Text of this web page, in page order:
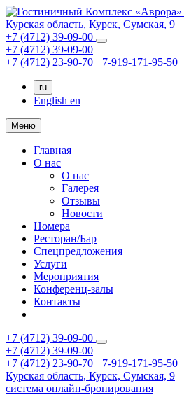
Курская область, Курск, Сумская, 9
+7 (4712) 39-09-00
+7 (4712) 39-09-00
+7 (4712) 23-90-70 +7-919-171-95-50
ru
English en
Меню
Главная
О нас
О нас
Галерея
Отзывы
Новости
Номера
Ресторан/Бар
Спецпредложения
Услуги
Мероприятия
Конференц-залы
Контакты
+7 (4712) 39-09-00
+7 (4712) 39-09-00
+7 (4712) 23-90-70 +7-919-171-95-50
Курская область, Курск, Сумская, 9
система онлайн-бронирования